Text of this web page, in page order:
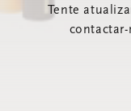
Tente